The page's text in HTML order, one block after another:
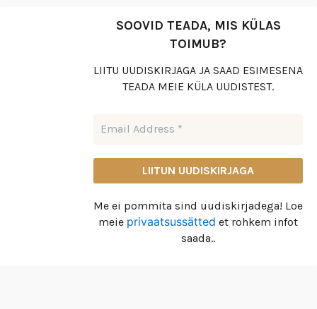
SOOVID TEADA, MIS KÜLAS
TOIMUB?
LIITU UUDISKIRJAGA JA SAAD ESIMESENA
TEADA MEIE KÜLA UUDISTEST.
Me ei pommita sind uudiskirjadega! Loe
meie privaatsussätted et rohkem infot
saada..